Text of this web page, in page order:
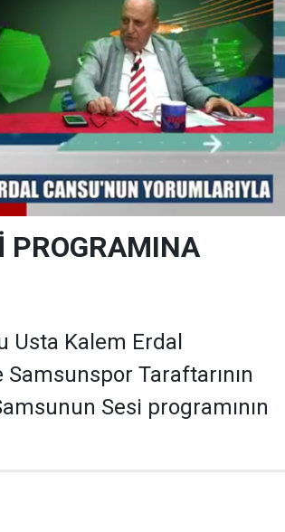
PROGRAMINA
Usta Kalem Erdal
Taraftarının
Sesi programının